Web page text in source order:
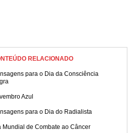
RELACIONADO
para o Dia da Consciência
Azul
para o Dia do Radialista
Mundial de Combate ao Câncer